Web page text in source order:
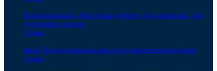
Кончаловский и Высоцкая четыре года скрывали, что
удочерили девочку
Семья
Жена Чадова показала фигуру в крошечном бикини
Семья